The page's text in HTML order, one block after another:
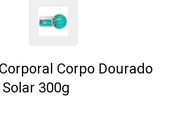
Corpo Dourado
300g